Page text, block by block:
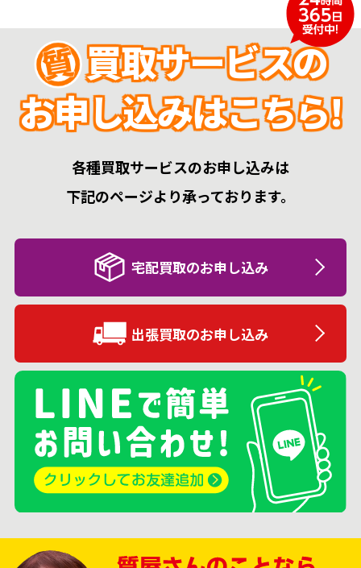
買取サービスの
お申し込みはこちら!
各種買取サービスのお申し込みは
下記のページより承っております。
宅配買取のお申し込み
出張買取のお申し込み